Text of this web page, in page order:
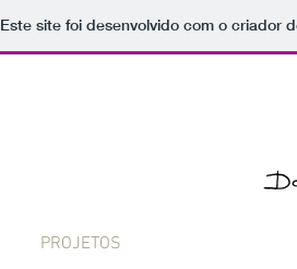
Este site foi desenvolvido com o criador
PROJETOS